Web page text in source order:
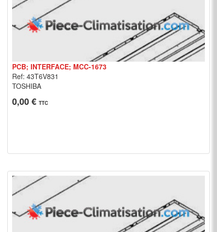
PCB; INTERFACE; MCC-1673
Ref: 43T6V831
TOSHIBA
0,00 € TTC